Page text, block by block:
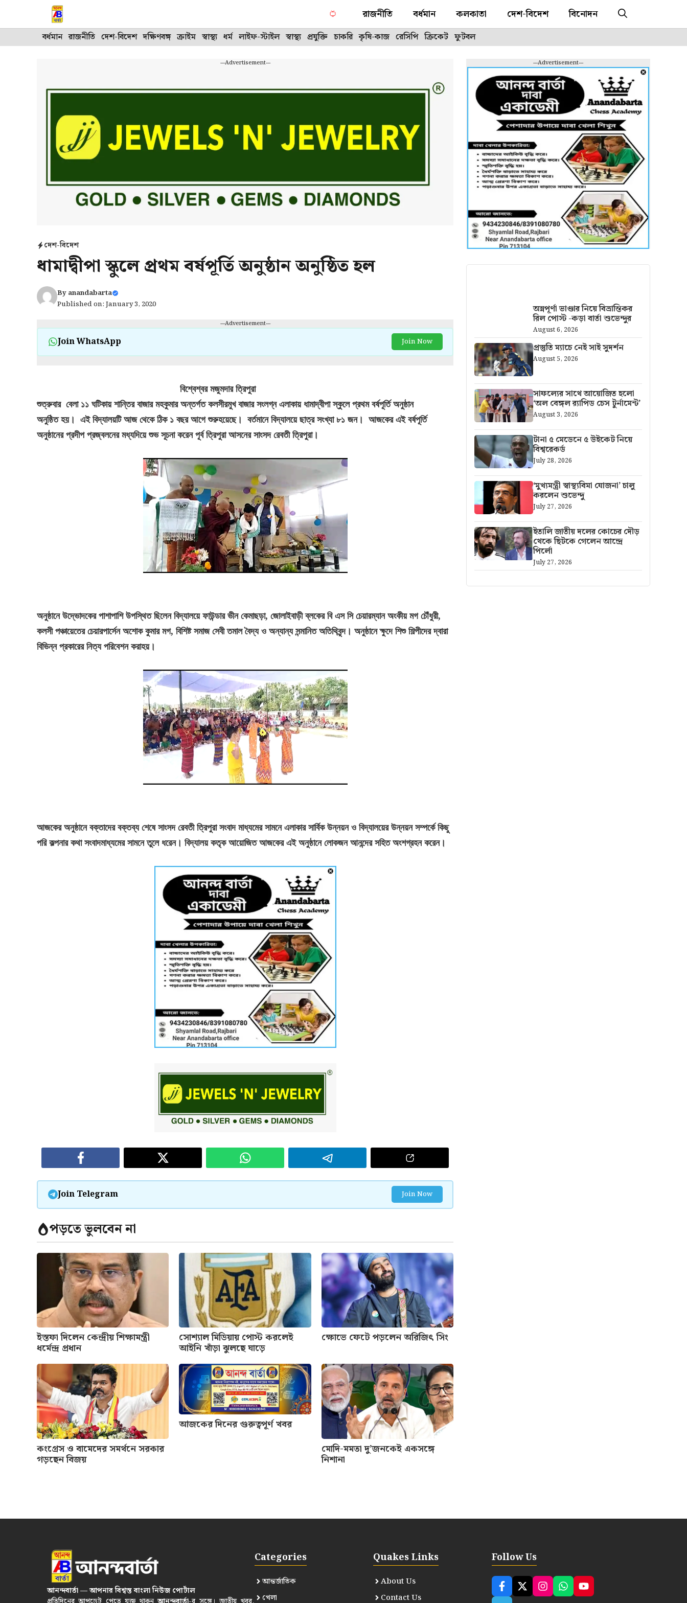
রাজনীতি বর্ধমান কলকাতা দেশ-বিদেশ বিনোদন
বর্ধমান রাজনীতি দেশ-বিদেশ দক্ষিণবঙ্গ ক্রাইম স্বাস্থ্য ধর্ম লাইফ-স্টাইল স্বাস্থ্য প্রযুক্তি চাকরি কৃষি-কাজ রেসিপি ক্রিকেট ফুটবল
---Advertisement---
দেশ-বিদেশ
ধামাদ্বীপা স্কুলে প্রথম বর্ষপূর্তি অনুষ্ঠান অনুষ্ঠিত হল
Byanandabarta
Published on: January 3, 2020
---Advertisement---
Join WhatsApp Join Now
বিশ্বেশ্বর মজুমদার ত্রিপুরা
শুত্রুবার বেলা ১১ ঘটিকায় শান্তির বাজার মহকুমার অন্তর্গত কলসীরমুখ বাজার সংলগ্ন এলাকায় ধামাদ্বীপা স্কুলে প্রথম বর্ষপূর্তি অনুষ্ঠান
অনুষ্ঠিত হয়। এই বিদ্যালয়টি আজ থেকে ঠিক ১ বছর আগে শুরুহয়েছে। বর্তমানে বিদ্যালয়ে ছাত্র সংখ্যা ৮১ জন। আজকের এই বর্ষপূর্তি
অনুষ্ঠানের প্রদীপ প্রজ্বলনের মধ্যদিয়ে শুভ সূচনা করেন পূর্ব ত্রিপুরা আসনের সাংসদ রেবতী ত্রিপুরা।
অনুষ্ঠানে উদ্ভোদকের পাশাপাশি উপস্থিত ছিলেন বিদ্যালয়ে ফাউন্ডার ভীন কেমাছড়া, জোলাইবাড়ী ব্লকের বি এস সি চেয়ারম্যান অংকীয় মগ চৌঁধুরী,
কলসী পঞ্চায়েতের চেয়ারপার্সেন অশোক কুমার মগ, বিশিষ্ট সমাজ সেবী তমাল বৈদ্য ও অন্যান্য সন্মানিত অতিথিবৃন্দ। অনুষ্ঠানে ক্ষুদে শিশু শিল্পীদের দ্বারা
বিভিন্ন প্রকারের নিত্য পরিবেশন করাহয়।
আজকের অনুষ্ঠানে বক্তাদের বক্তব্য শেষে সাংসদ রেবতী ত্রিপুরা সংবাদ মাধ্যমের সামনে এলাকার সার্বিক উন্নয়ন ও বিদ্যালয়ের উন্নয়ন সম্পর্কে কিছু
পরি কল্পনার কথা সংবাদমাধ্যমের সামনে তুলে ধরেন। বিদ্যালয় কতৃক আয়োজিত আজকের এই অনুষ্ঠানে লোকজন আনন্দের সহিত অংশগ্রহন করেন।
Join Telegram Join Now
পড়তে ভুলবেন না
ইস্তফা দিলেন কেন্দ্রীয় শিক্ষামন্ত্রী
ধর্মেন্দ্র প্রধান
সোশ্যাল মিডিয়ায় পোস্ট করলেই
আইনি খাঁড়া ঝুলছে ঘাড়ে
ক্ষোভে ফেটে পড়লেন অরিজিৎ সিং
কংগ্রেস ও বামেদের সমর্থনে সরকার
গড়ছেন বিজয়
আজকের দিনের গুরুত্বপূর্ণ খবর
মোদি-মমতা দু’জনকেই একসঙ্গে
নিশানা
---Advertisement---
অন্নপূর্ণা ভাণ্ডার নিয়ে বিভ্রান্তিকর
রিল পোস্ট -কড়া বার্তা শুভেন্দুর
August 6, 2026
প্রস্তুতি ম্যাচে নেই সাই সুদর্শন
August 5, 2026
সাফল্যের সাথে আয়োজিত হলো
‘অল বেঙ্গল র‍্যাপিড চেস টুর্নামেন্ট’
August 3, 2026
টানা ৫ মেডেনে ৫ উইকেট নিয়ে
বিশ্বরেকর্ড
July 28, 2026
‘মুখ্যমন্ত্রী স্বাস্থ্যবিমা যোজনা’ চালু
করলেন শুভেন্দু
July 27, 2026
ইতালি জাতীয় দলের কোচের দৌড়
থেকে ছিটকে গেলেন আন্দ্রে
পির্লো
July 27, 2026
আনন্দবার্তা — আপনার বিশ্বস্ত বাংলা নিউজ পোর্টাল
Categories
আন্তর্জাতিক
খেলা
Quakes Links
About Us
Contact Us
Follow Us